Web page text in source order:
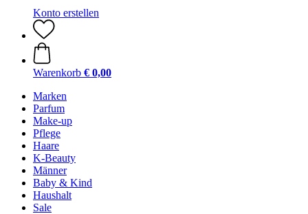
Konto erstellen
Warenkorb € 0,00
Marken
Parfum
Make-up
Pflege
Haare
K-Beauty
Männer
Baby & Kind
Haushalt
Sale